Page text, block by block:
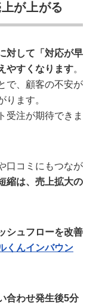
が上がる
対して「対応が早
やすくなります。
で、顧客の不安が
ります。
受注が期待できま
口コミにもつなが
縮は、売上拡大の
シュフローを改善
くんインバウン
合わせ発生後5分